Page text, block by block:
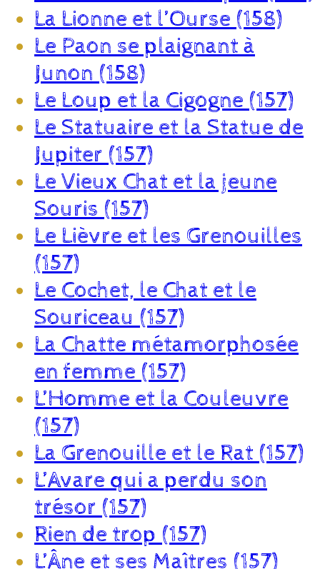
La Lionne et l’Ourse (158)
Le Paon se plaignant à
Junon (158)
Le Loup et la Cigogne (157)
Le Statuaire et la Statue de
Jupiter (157)
Le Vieux Chat et la jeune
Souris (157)
Le Lièvre et les Grenouilles
(157)
Le Cochet, le Chat et le
Souriceau (157)
La Chatte métamorphosée
en femme (157)
L’Homme et la Couleuvre
(157)
La Grenouille et le Rat (157)
L’Avare qui a perdu son
trésor (157)
Rien de trop (157)
L’Âne et ses Maîtres (157)